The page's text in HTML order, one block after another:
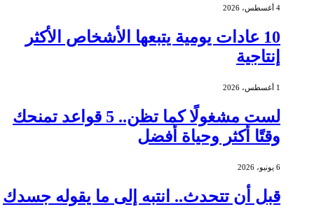
4 أغسطس، 2026
10 عادات يومية يتبعها الأشخاص الأكثر
إنتاجية
1 أغسطس، 2026
لست مشغولًا كما تظن.. 5 قواعد تمنحك
وقتًا أكثر وحياة أفضل
6 يونيو، 2026
قبل أن تتحدث.. انتبه إلى ما يقوله جسدك